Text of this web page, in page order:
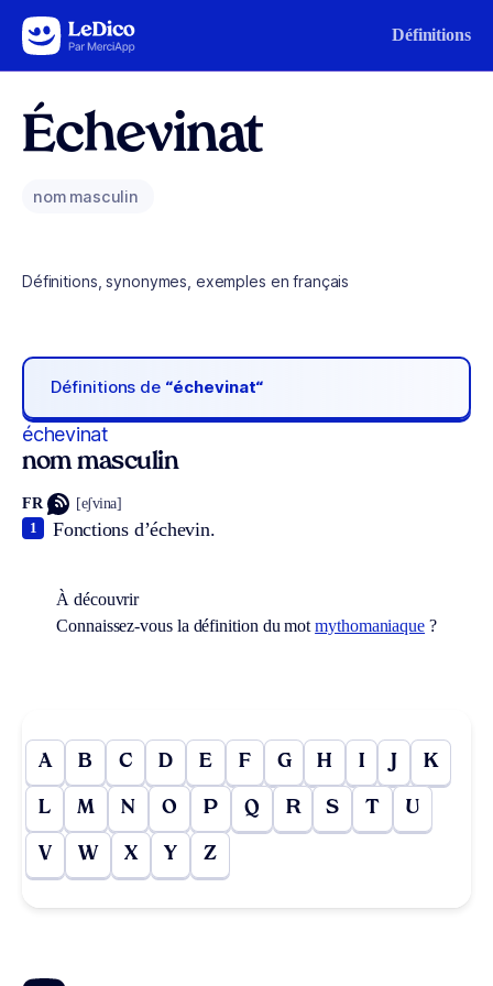
Aller au contenu Définitions
Échevinat
nom masculin
Définitions, synonymes, exemples en français
Définitions de “échevinat“
échevinat
nom masculin
FR [eʃvina]
Fonctions d’échevin.
1
À découvrir
Connaissez-vous la définition du motmythomaniaque ?
A B C D E F G H I J K
L M N O P Q R S T U
V W X Y Z